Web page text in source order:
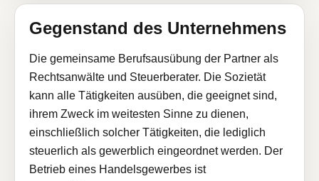
Gegenstand des Unternehmens
Die gemeinsame Berufsausübung der Partner als
Rechtsanwälte und Steuerberater. Die Sozietät
kann alle Tätigkeiten ausüben, die geeignet sind,
ihrem Zweck im weitesten Sinne zu dienen,
einschließlich solcher Tätigkeiten, die lediglich
steuerlich als gewerblich eingeordnet werden. Der
Betrieb eines Handelsgewerbes ist